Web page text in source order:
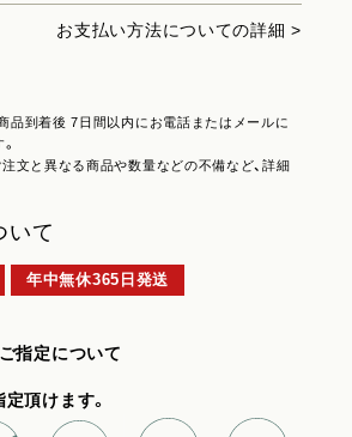
お支払い方法についての詳細 >
品到着後 7日間以内にお電話またはメールに
注文と異なる商品や数量などの不備など、詳細
いて
年中無休365日発送
指定について
頂けます。